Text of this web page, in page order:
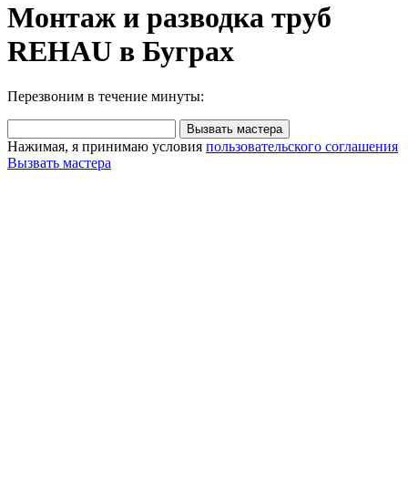
Монтаж и разводка труб
REHAU в Буграх
Перезвоним в течение минуты:
Вызвать мастера
Нажимая, я принимаю условия пользовательского соглашения
Вызвать мастера